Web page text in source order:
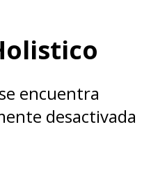
encuentra
desactivada